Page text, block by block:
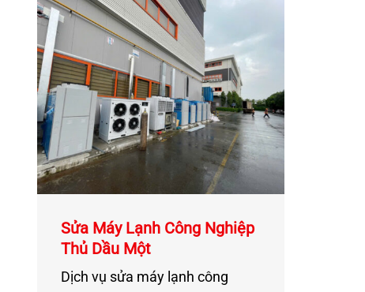
Sửa Máy Lạnh Công Nghiệp
Thủ Dầu Một
Dịch vụ sửa máy lạnh công